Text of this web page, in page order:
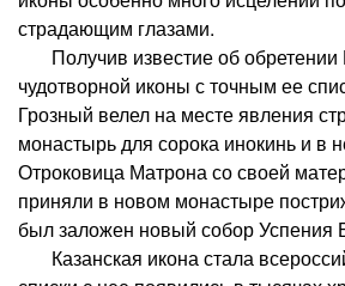
страдающим глазами.
Получив известие об обретении
чудотворной иконы с точным ее
Грозный велел на месте явления
монастырь для сорока инокинь и в
Отроковица Матрона со своей
приняли в новом монастыре
был заложен новый собор Успения
Казанская икона стала